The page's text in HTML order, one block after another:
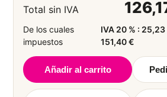
256,67 €
8
roll-up
📦 ≈ lun 17 agosto
291,91 €
▼ Voir plus de
Total sin IVA
De los cuales
impuestos
IVA 20 % : 25,23
151,40 €
Añadir al carrito